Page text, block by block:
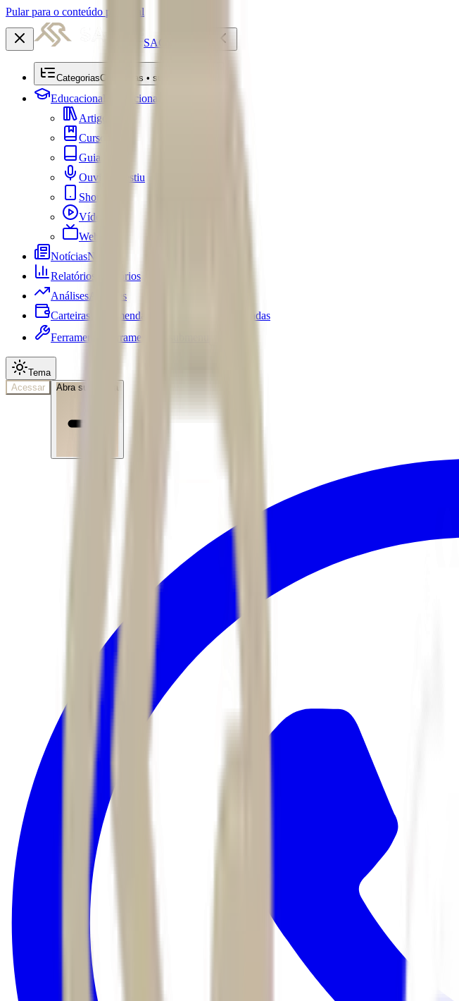
Pular para o conteúdo principal
SACRE
CategoriasCategorias • submenu
Educacional
Educacional
Artigos
Cursos
Guias
Ouviu Investiu
Shorts
Vídeos
Webséries
NotíciasNotícias
Relatórios
Relatórios
Análises Análises
Carteiras Recomendadas
Carteiras Recomendadas
Ferramentas
Ferramentas • submenu
Tema
Acessar
Abra sua conta